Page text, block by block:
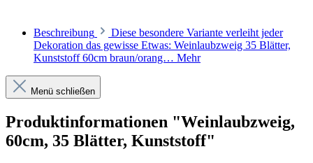
Beschreibung
Diese besondere Variante verleiht jeder
Dekoration das gewisse Etwas: Weinlaubzweig 35 Blätter,
Kunststoff 60cm braun/orang… Mehr
Menü schließen
Produktinformationen "Weinlaubzweig,
60cm, 35 Blätter, Kunststoff"